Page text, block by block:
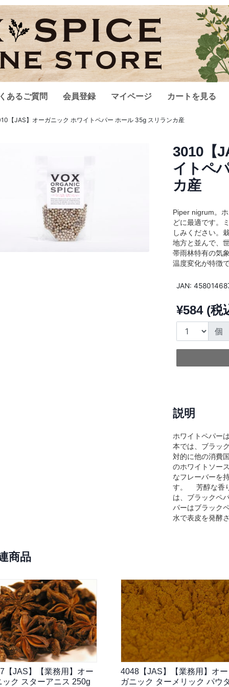
あるご質問 会員登録 マイページ カートを見る
【JAS】オーガニック ホワイトペパー ホール 35g スリランカ産
3010【
イトペ
カ産
Piper nigrum。
どに最適です。
しみください。
地方と並んで、
帯雨林特有の気
温度変化が特徴
JAN:
¥584 (税
個
説明
ホワイトペパー
本では、ブラッ
対的に他の消費
のホワイトソー
なフレーバーを
す。 芳醇な香
は、ブラックペ
パーはブラック
水で表皮を発酵
商品
【JAS】【業務用】オー
ック スターアニス 250g
4048【JAS】【業務用】オー
ガニック ターメリック パウ